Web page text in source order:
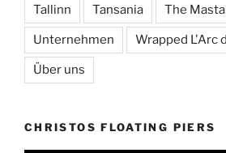
Tallinn Tansania The
Unternehmen Wrapped L'Arc
Über uns
CHRISTOS FLOATING PIERS